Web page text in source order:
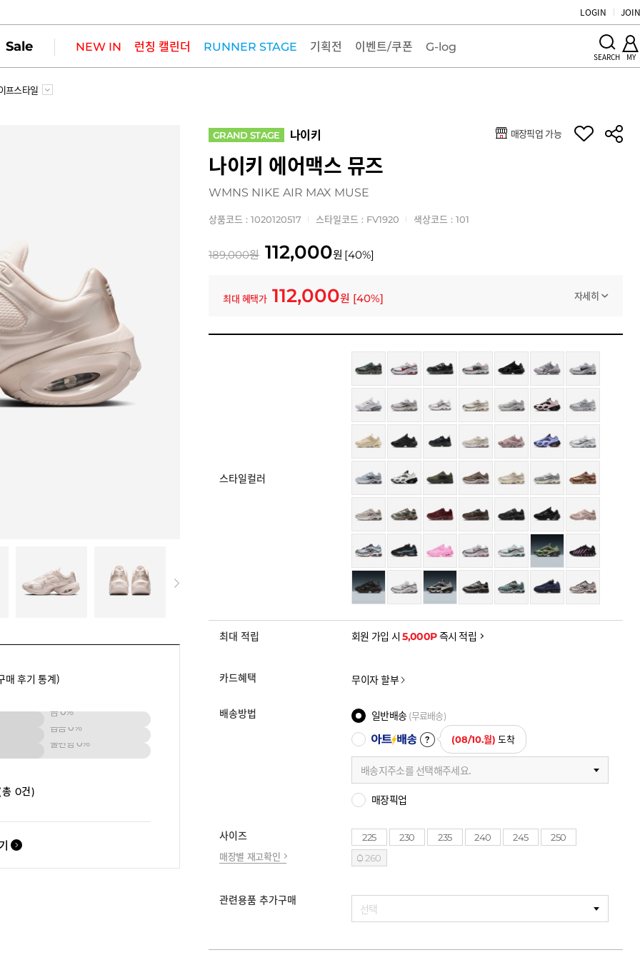
LOGIN
Sale NEW IN 런칭 캘린더 RUNNER STAGE 기획전 이벤트/쿠폰 G-log
SEARCH MY
프스타일
매 후기 통계)
큼0%
좁음0%
불편함 0%
0건)
GRAND STAGE 나이키 매장픽업 가능
나이키 에어맥스 뮤즈
WMNS NIKE AIR MAX MUSE
상품코드 : 1020120517 스타일코드 : FV1920 색상코드 : 101
189,000원 112,000원 [40%]
최대 혜택가 112,000원 [40%] 자세히
로그인 후 등급 혜택을 확인하세요
모든 혜택이 적용된 금액으로, 실제 결제 금액과는 차이가 있을 수 있습니다.
스타일컬러
최대 적립 회원 가입 시5,000P즉시 적립
카드혜택 무이자 할부
배송방법 일반배송 (무료배송)
(08/10.월) 도착
배송지주소를 선택해주세요.
매장픽업
사이즈
매장별 재고확인
225 230 235 240 245
250
260
관련용품 추가구매
선택